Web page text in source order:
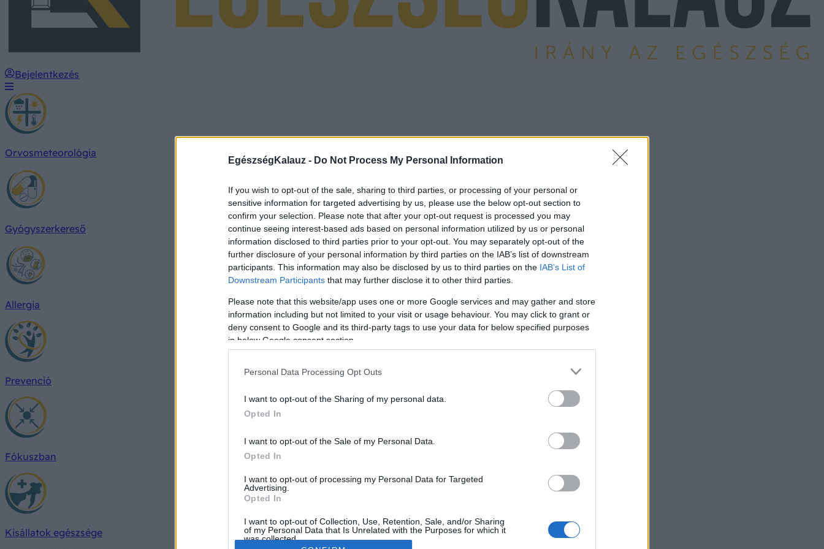
EgészségKalauz - Do Not Process My Personal Information
If you wish to opt-out of the sale, sharing to third parties, or processing of your personal or
sensitive information for targeted advertising by us, please use the below opt-out section to
confirm your selection. Please note that after your opt-out request is processed you may
continue seeing interest-based ads based on personal information utilized by us or personal
information disclosed to third parties prior to your opt-out. You may separately opt-out of the
further disclosure of your personal information by third parties on the IAB’s list of downstream
participants. This information may also be disclosed by us to third parties on the IAB’s List of
Downstream Participants that may further disclose it to other third parties.
Please note that this website/app uses one or more Google services and may gather and store
information including but not limited to your visit or usage behaviour. You may click to grant or
deny consent to Google and its third-party tags to use your data for below specified purposes
in below Google consent section.
Personal Data Processing Opt Outs
I want to opt-out of the Sharing of my personal data.
Opted In
I want to opt-out of the Sale of my Personal Data.
Opted In
I want to opt-out of processing my Personal Data for Targeted
Advertising.
Opted In
I want to opt-out of Collection, Use, Retention, Sale, and/or Sharing
of my Personal Data that Is Unrelated with the Purposes for which it
was collected.
Bejelentkezés
Orvosmeteorológia
Gyógyszerkereső
Allergia
Prevenció
Fókuszban
Kisállatok egészsége